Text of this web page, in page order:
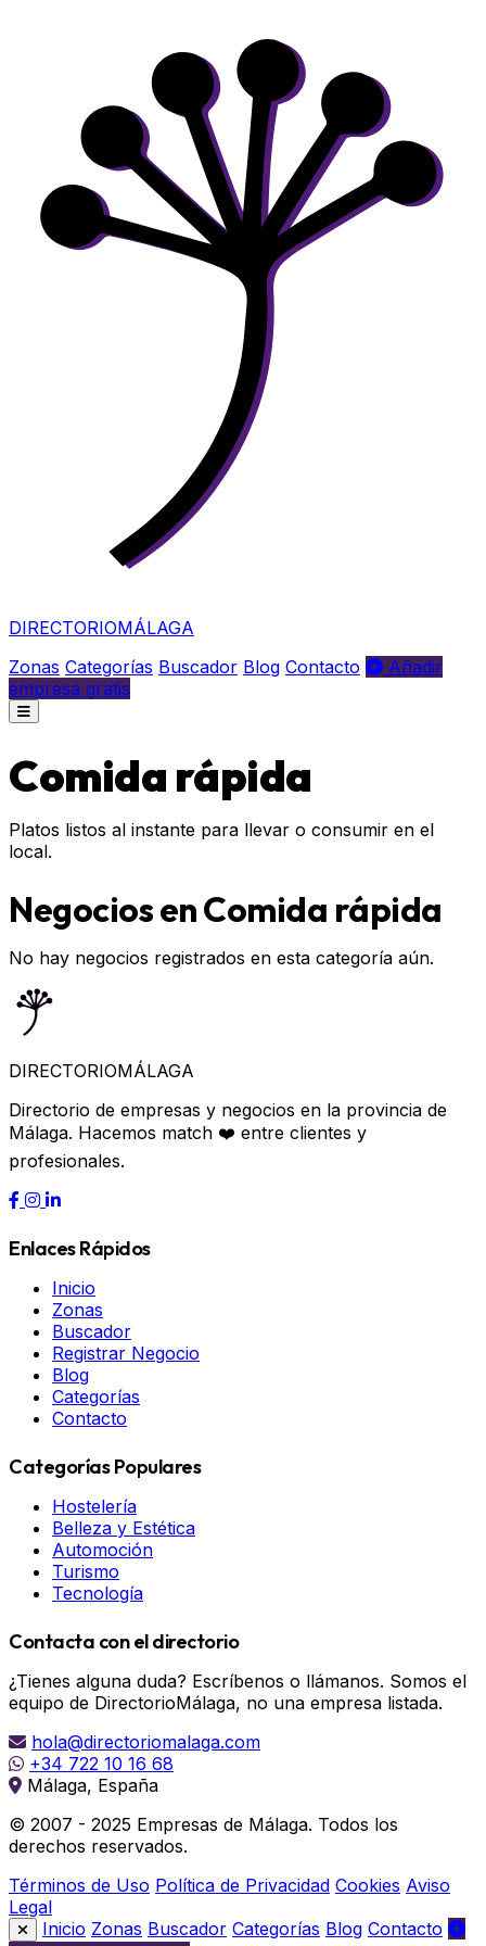
DIRECTORIOMÁLAGA
Zonas Categorías Buscador Blog Contacto
Añadir
empresa gratis
Comida rápida
Platos listos al instante para llevar o consumir en el
local.
Negocios en Comida rápida
No hay negocios registrados en esta categoría aún.
DIRECTORIOMÁLAGA
Directorio de empresas y negocios en la provincia de
Málaga. Hacemos match ❤️ entre clientes y
profesionales.
Enlaces Rápidos
Inicio
Zonas
Buscador
Registrar Negocio
Blog
Categorías
Contacto
Categorías Populares
Hostelería
Belleza y Estética
Automoción
Turismo
Tecnología
Contacta con el directorio
¿Tienes alguna duda? Escríbenos o llámanos. Somos el
equipo de DirectorioMálaga, no una empresa listada.
hola@directoriomalaga.com
+34 722 10 16 68
Málaga, España
© 2007 - 2025 Empresas de Málaga. Todos los
derechos reservados.
Términos de Uso Política de Privacidad Cookies Aviso
Legal
Inicio Zonas Buscador Categorías Blog Contacto